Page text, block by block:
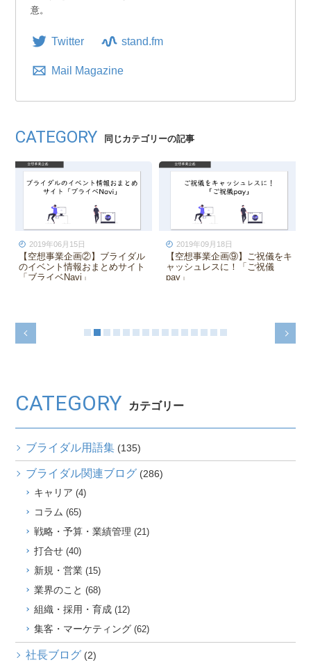
意。
Twitter stand.fm
Mail Magazine
CATEGORY 同じカテゴリーの記事
2023年12月13日
ブライダル業界の結婚式場探し
イベントが増えている理由と今
後の予想
2020年09月15日
ウェディングプランナーの介在
価値とは？
CATEGORY カテゴリー
ブライダル用語集 (135)
ブライダル関連ブログ (286)
キャリア (4)
コラム (65)
戦略・予算・業績管理 (21)
打合せ(40)
新規・営業(15)
業界のこと (68)
組織・採用・育成(12)
集客・マーケティング(62)
社長ブログ (2)